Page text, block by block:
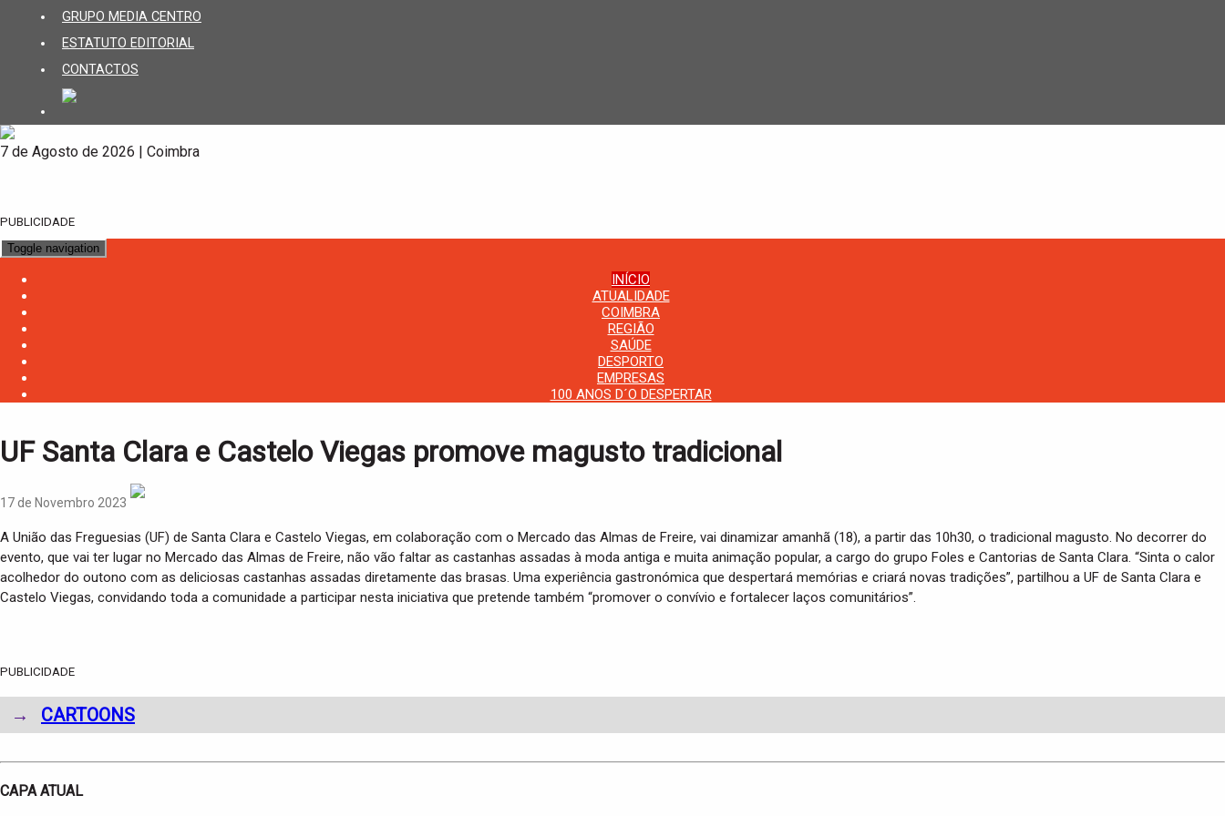
GRUPO MEDIA CENTRO
ESTATUTO EDITORIAL
CONTACTOS
7 de Agosto de 2026 | Coimbra
PUBLICIDADE
Toggle navigation
INÍCIO
ATUALIDADE
COIMBRA
REGIÃO
SAÚDE
DESPORTO
EMPRESAS
100 ANOS D´O DESPERTAR
UF Santa Clara e Castelo Viegas promove magusto tradicional
17 de Novembro 2023
A União das Freguesias (UF) de Santa Clara e Castelo Viegas, em colaboração com o Mercado das Almas de Freire, vai dinamizar amanhã (18), a partir das 10h30, o tradicional magusto. No decorrer do
evento, que vai ter lugar no Mercado das Almas de Freire, não vão faltar as castanhas assadas à moda antiga e muita animação popular, a cargo do grupo Foles e Cantorias de Santa Clara. “Sinta o calor
acolhedor do outono com as deliciosas castanhas assadas diretamente das brasas. Uma experiência gastronómica que despertará memórias e criará novas tradições”, partilhou a UF de Santa Clara e
Castelo Viegas, convidando toda a comunidade a participar nesta iniciativa que pretende também “promover o convívio e fortalecer laços comunitários”.
PUBLICIDADE
→ CARTOONS
CAPA ATUAL